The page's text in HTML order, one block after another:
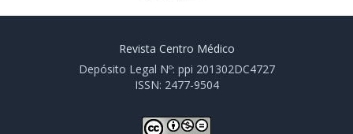
Revista Centro Médico
Depósito Legal Nº: ppi 201302DC4727
ISSN: 2477-9504